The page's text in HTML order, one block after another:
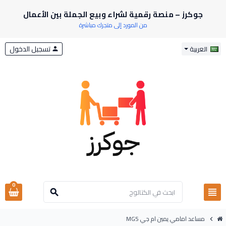
جوكرز – منصة رقمية لشراء وبيع الجملة بين الأعمال
من المورد إلى متجرك مباشرة
العربية
view_headline
search
person تسجيل الدخول
0
chevron_right مساعد امامي يمين ام جي MG5